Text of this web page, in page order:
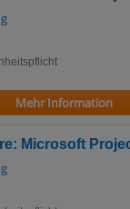
Mehr Information
Microsoft